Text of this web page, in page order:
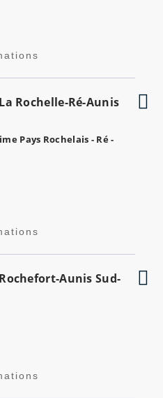
Rochelle-Ré-Aunis
Pays Rochelais - Ré -
Aunis Sud-